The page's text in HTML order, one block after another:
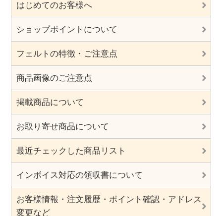
はじめてのお客様へ
ショップポイントについて
フェルトの特徴・ご注意点
商品画像のご注意点
掲載商品について
お取り寄せ商品について
最近チェックした商品リスト
インボイス対応の領収書について
お客様情報・注文履歴・ポイント確認・アドレス
変更など